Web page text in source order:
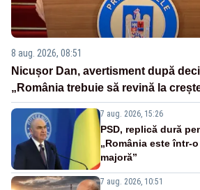
8 aug. 2026, 08:51
Nicușor Dan, avertisment după
„România trebuie să revină la
7 aug. 2026, 15:26
PSD, replică dură
„România este într-
majoră”
7 aug. 2026, 10:51